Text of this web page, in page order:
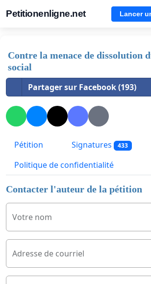
Petitionenligne.net Lancer
Contre la menace de dissolution
social
Partager sur Facebook (193)
Pétition Signatures 433
Politique de confidentialité
Contacter l'auteur de la pétition
Votre nom
Adresse de courriel